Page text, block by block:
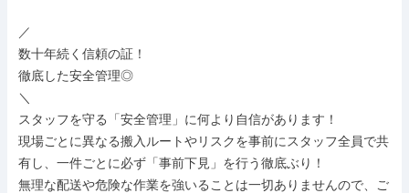
／
数十年続く信頼の証！
徹底した安全管理◎
＼
スタッフを守る「安全管理」に何より自信があります！
現場ごとに異なる搬入ルートやリスクを事前にスタッフ全員で共
有し、一件ごとに必ず「事前下見」を行う徹底ぶり！
無理な配送や危険な作業を強いることは一切ありませんので、ご